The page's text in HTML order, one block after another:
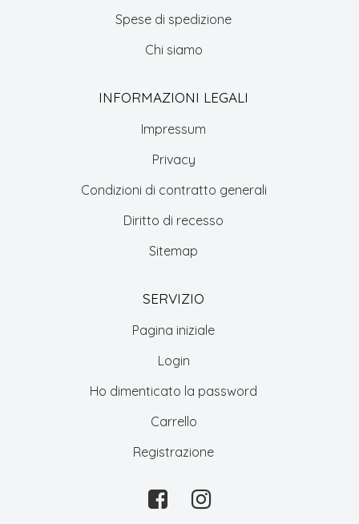
Spese di spedizione
Chi siamo
INFORMAZIONI LEGALI
Impressum
Privacy
Condizioni di contratto generali
Diritto di recesso
Sitemap
SERVIZIO
Pagina iniziale
Login
Ho dimenticato la password
Carrello
Registrazione